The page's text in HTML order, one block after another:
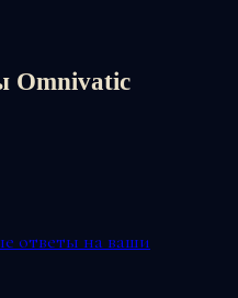
Omnivatic
ответы на ваши